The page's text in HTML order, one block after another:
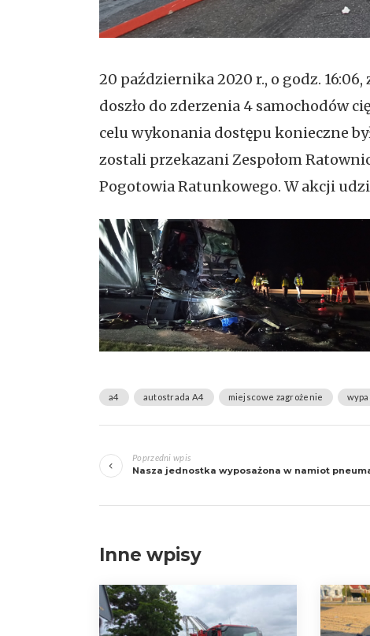
20 października 2020 r., o godz.
doszło do zderzenia 4 samochodów
celu wykonania dostępu konieczne
zostali przekazani Zespołom
Pogotowia Ratunkowego. W akcji
a4 autostrada A4 miejscowe zagrożenie
wpisy
Poprzedni wpis
Nasza jednostka wyposażona w namiot
Inne wpisy